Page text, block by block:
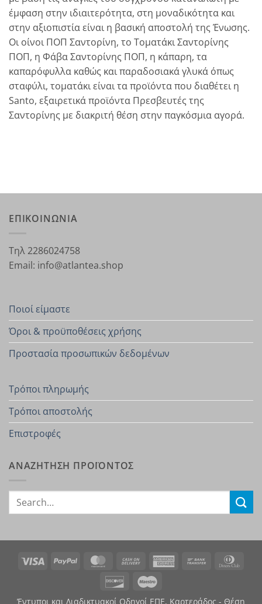
έμφαση στην ιδιαιτερότητα, στη μοναδικότητα και
στην αξιοπιστία είναι η βασική αποστολή της Ένωσης.
Οι οίνοι ΠΟΠ Σαντορίνη, το Τοματάκι Σαντορίνης
ΠΟΠ, η Φάβα Σαντορίνης ΠΟΠ, η κάπαρη, τα
καπαρόφυλλα καθώς και παραδοσιακά γλυκά όπως
σταφύλι, τοματάκι είναι τα προϊόντα που διαθέτει η
Santo, εξαιρετικά προϊόντα Πρεσβευτές της
Σαντορίνης με διακριτή θέση στην παγκόσμια αγορά.
ΕΠΙΚΟΙΝΩΝΙΑ
Τηλ 2286024758
Email: info@atlantea.shop
Ποιοί είμαστε
Όροι & προϋποθέσεις χρήσης
Προστασία προσωπικών δεδομένων
Τρόποι πληρωμής
Τρόποι αποστολής
Επιστροφές
ΑΝΑΖΗΤΗΣΗ ΠΡΟΪΟΝΤΟΣ
Search
Visa PayPal MasterCardCash
On
Delivery
American Bank
Discover
Έντυποι και Διαδικτυακοί Οδηγοί ΕΠΕ, Καρτεράδος - Θέση